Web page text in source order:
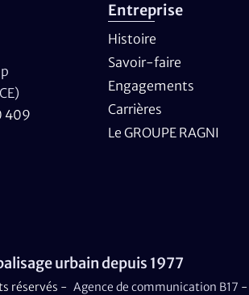
409
Entreprise
Histoire
Savoir-faire
Engagements
Carrières
Le GROUPE RAGNI
urbain depuis 1977
réservés - Agence de communication B17 -